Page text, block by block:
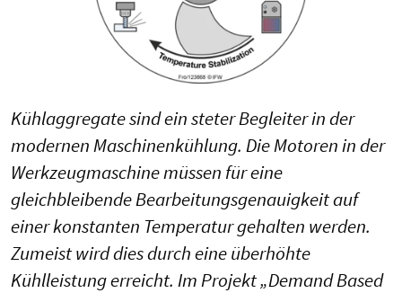
Kühlaggregate sind ein steter Begleiter in der
modernen Maschinenkühlung. Die Motoren in der
Werkzeugmaschine müssen für eine
gleichbleibende Bearbeitungsgenauigkeit auf
einer konstanten Temperatur gehalten werden.
Zumeist wird dies durch eine überhöhte
Kühlleistung erreicht. Im Projekt „Demand Based